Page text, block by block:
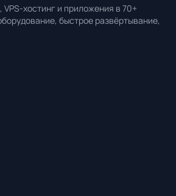
хостинг и приложения в 70+
быстрое развёртывание,